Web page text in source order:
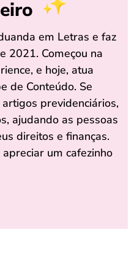
em Letras e faz
2021. Começou na
e hoje, atua
de Conteúdo. Se
previdenciários,
ajudando as pessoas
direitos e finanças.
um cafezinho